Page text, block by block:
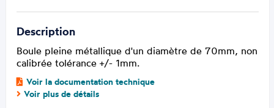
Description
Boule pleine métallique d'un diamètre de 70mm, non
calibrée tolérance +/- 1mm.
Voir la documentation technique
Voir plus de détails